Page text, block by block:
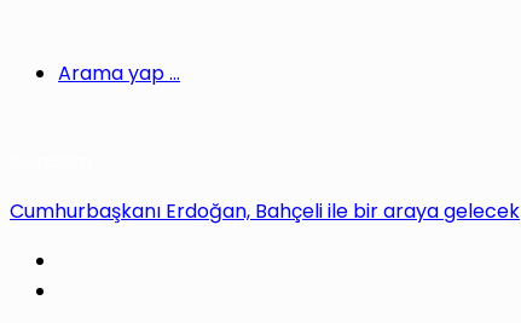
Arama yap ...
Cumhurbaşkanı Erdoğan, Bahçeli ile bir araya gelecek